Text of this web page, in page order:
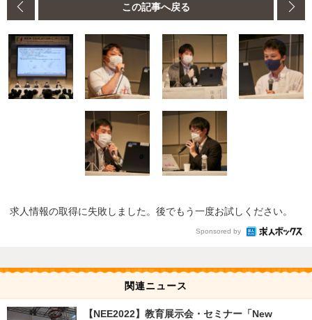
この記事へ戻る
求人情報の取得に失敗しました。後でもう一度お試しください。
Sponsored by
関連ニュース
【NEE2022】教育展示会・セミナー「New